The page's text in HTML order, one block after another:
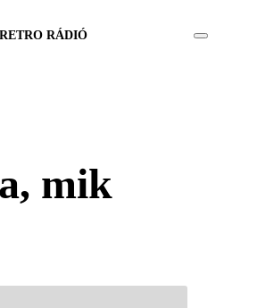
RETRO RÁDIÓ
mik